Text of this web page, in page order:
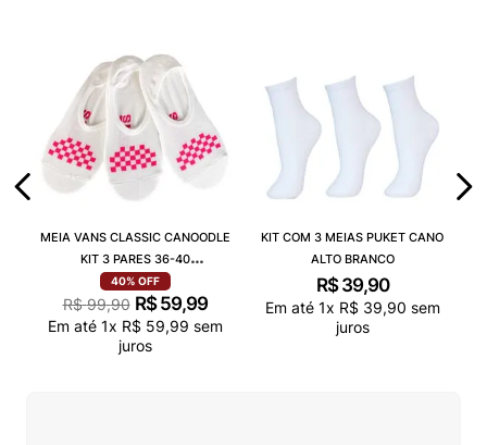
MEIA VANS CLASSIC CANOODLE
KIT 3 PARES 36-40
VN000QCAJU4
40% OFF
R$ 99,90 R$ 59,99
Em até 1x R$ 59,99 sem
juros
KIT COM 3 MEIAS PUKET CANO
ALTO BRANCO
R$ 39,90
Em até 1x R$ 39,90 sem
juros